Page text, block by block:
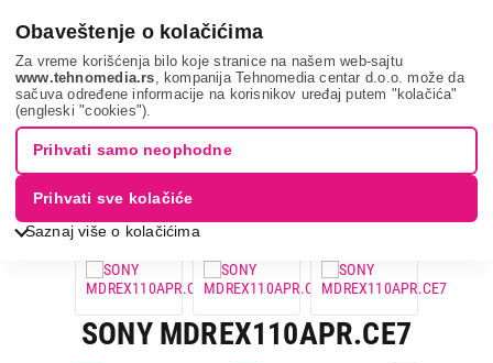
Obaveštenje o kolačićima
Za vreme korišćenja bilo koje stranice na našem web-sajtu
www.tehnomedia.rs , kompanija Tehnomedia centar d.o.o. može da
sačuva određene informacije na korisnikov uređaj putem "kolačića"
(engleski "cookies").
Saznaj više o kolačićima
Prihvati samo neophodne
Prihvati sve kolačiće
Tv, audio, video i foto Slušalice Bubice žične
Sony
mdrex110ap...
SONY MDREX110APR.CE7